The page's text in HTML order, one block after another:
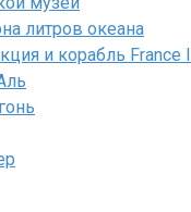
литров океана
и корабль France I